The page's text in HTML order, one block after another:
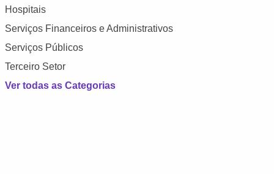
Hospitais
Serviços Financeiros e Administrativos
Serviços Públicos
Terceiro Setor
Ver todas as Categorias